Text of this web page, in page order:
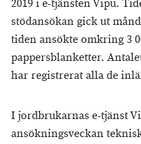
2019 i e-tjänsten Vipu.
stödansökan gick ut
tiden ansökte omkring 3
pappersblanketter.
har registrerat alla de
I jordbrukarnas e-tjänst
ansökningsveckan